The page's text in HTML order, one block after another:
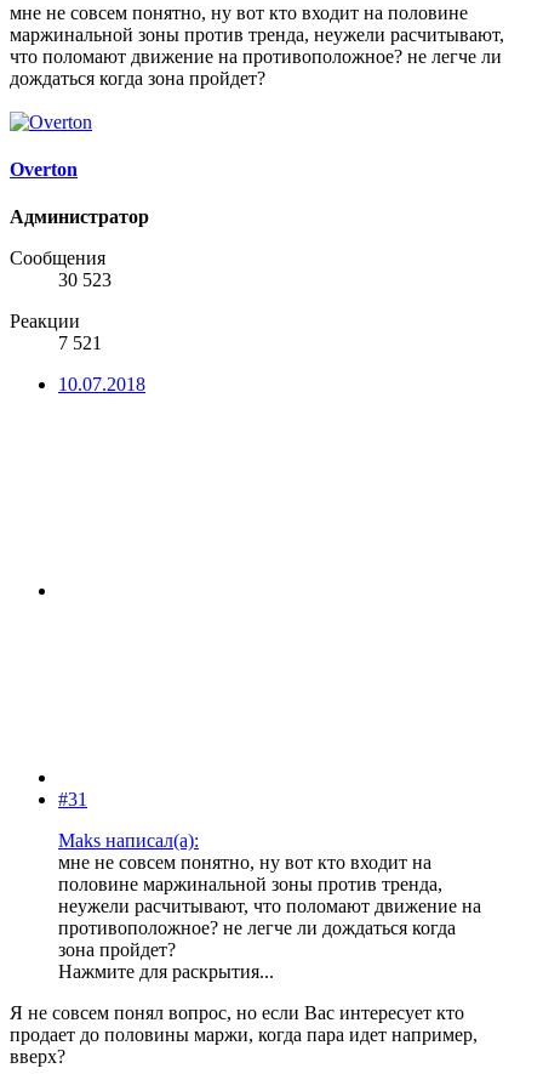
мне не совсем понятно, ну вот кто входит на половине
маржинальной зоны против тренда, неужели расчитывают,
что поломают движение на противоположное? не легче ли
дождаться когда зона пройдет?
Overton
Администратор
Сообщения
30 523
Реакции
7 521
10.07.2018
#31
Maks написал(а):
мне не совсем понятно, ну вот кто входит на
половине маржинальной зоны против тренда,
неужели расчитывают, что поломают движение на
противоположное? не легче ли дождаться когда
зона пройдет?
Нажмите для раскрытия...
Я не совсем понял вопрос, но если Вас интересует кто
продает до половины маржи, когда пара идет например,
вверх?